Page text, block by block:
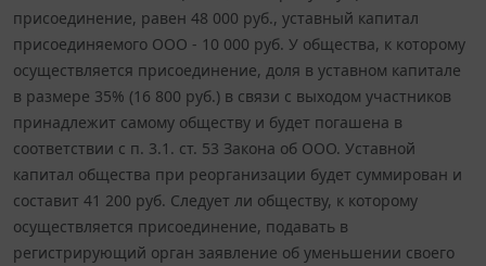
присоединение, равен 48 000 руб., уставный капитал
присоединяемого ООО - 10 000 руб. У общества, к которому
осуществляется присоединение, доля в уставном капитале
в размере 35% (16 800 руб.) в связи с выходом участников
принадлежит самому обществу и будет погашена в
соответствии с п. 3.1. ст. 53 Закона об ООО. Уставной
капитал общества при реорганизации будет суммирован и
составит 41 200 руб. Следует ли обществу, к которому
осуществляется присоединение, подавать в
регистрирующий орган заявление об уменьшении своего